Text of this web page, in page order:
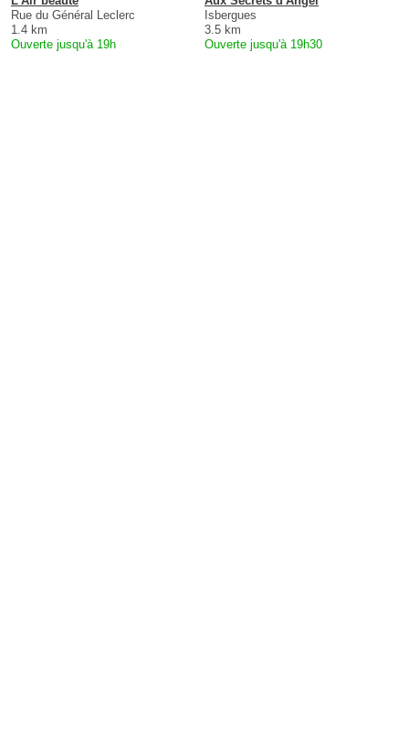
Rue du Général Leclerc
1.4 km
Ouverte jusqu'à 19h
Isbergues
3.5 km
Ouverte jusqu'à 19h30